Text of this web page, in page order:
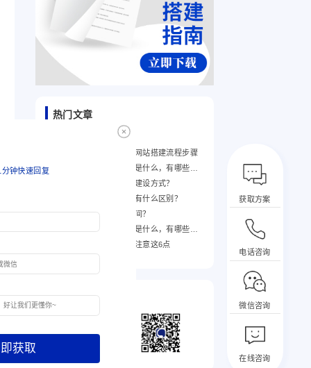
热门文章
如何搭建公司网站，企业网站搭建流程步骤
如何选择适合自己的网站建设方式？
模板建站和网站定制开发有什么区别？
网站建设一般需要多长时间？
网站建设制作过程中需要注意这6点
关注我们
获取方案
电话咨询
微信咨询
在线咨询
分钟快速回复